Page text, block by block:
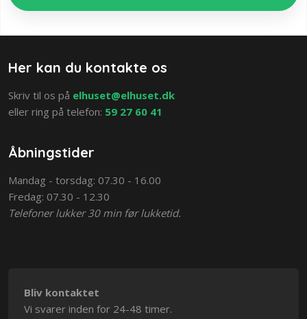
Her kan du kontakte os
​Skriv til os på elhuset@elhuset.dk
eller ring på telefon: ​ 59 27 60 41
Åbningstider
Mandag - torsdag: 07.30 - 16.00
Fredag: 07.30 - 12.30
Telefoner lukker 30 min før lukketid.
Bliv kontaktet
Vi svarer inden for 24-48 timer.​